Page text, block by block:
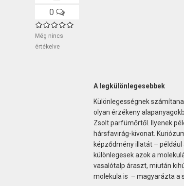
0
Még nincs
értékelve
A legkülönlegesebbek
Különlegességnek
olyan érzékeny
Zsolt parfümőrtől. Ilyenek
hársfavirág-kivonat.
képződmény illatát –
különlegesek azok a
vasalótalp áraszt, miután
molekula is – magyarázta a